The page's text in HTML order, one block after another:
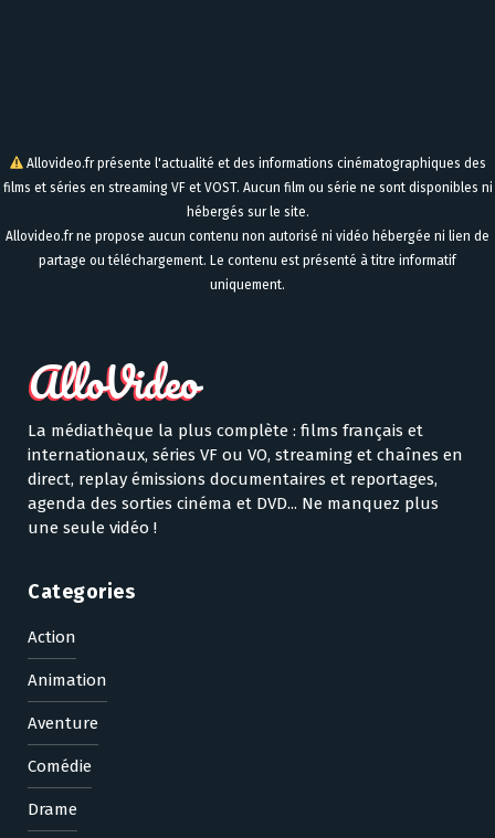
Allovideo.fr présente l'actualité et des informations cinématographiques des
films et séries en streaming VF et VOST. Aucun film ou série ne sont disponibles ni
hébergés sur le site.
Allovideo.fr ne propose aucun contenu non autorisé ni vidéo hébergée ni lien de
partage ou téléchargement. Le contenu est présenté à titre informatif
uniquement.
La médiathèque la plus complète : films français et
internationaux, séries VF ou VO, streaming et chaînes en
direct, replay émissions documentaires et reportages,
agenda des sorties cinéma et DVD... Ne manquez plus
une seule vidéo !
Categories
Action
Animation
Aventure
Comédie
Drame